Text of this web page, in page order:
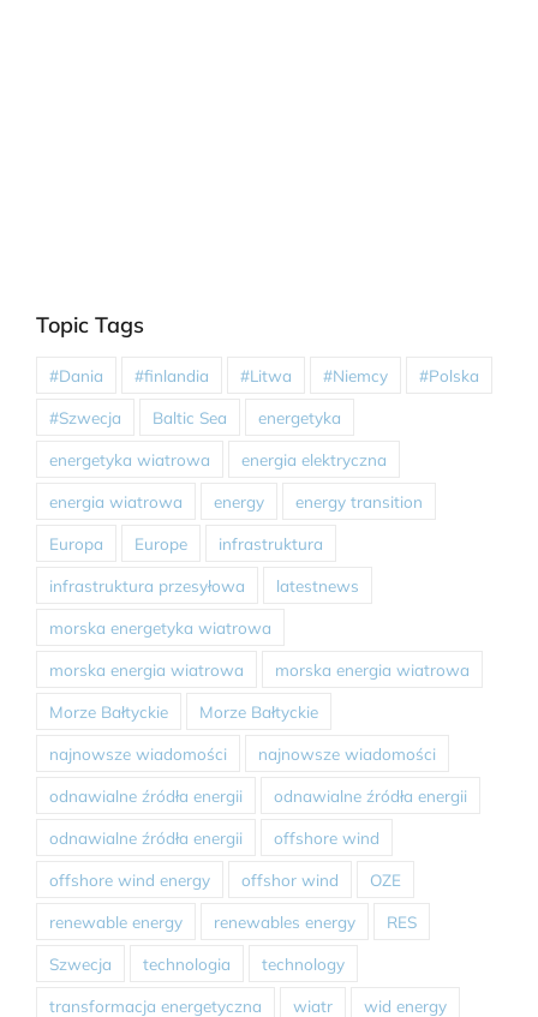
Topic Tags
#Dania #finlandia #Litwa #Niemcy #Polska
#Szwecja Baltic Sea energetyka
energetyka wiatrowa energia elektryczna
energia wiatrowa energy energy transition
Europa Europe infrastruktura
infrastruktura przesyłowa latestnews
morska energetyka wiatrowa
morska energia wiatrowa morska energia wiatrowa
Morze Bałtyckie Morze Bałtyckie
najnowsze wiadomości najnowsze wiadomości
odnawialne źródła energii odnawialne źródła energii
odnawialne źródła energii offshore wind
offshore wind energy offshor wind OZE
renewable energy renewables energy RES
Szwecja technologia technology
transformacja energetyczna wiatr wid energy